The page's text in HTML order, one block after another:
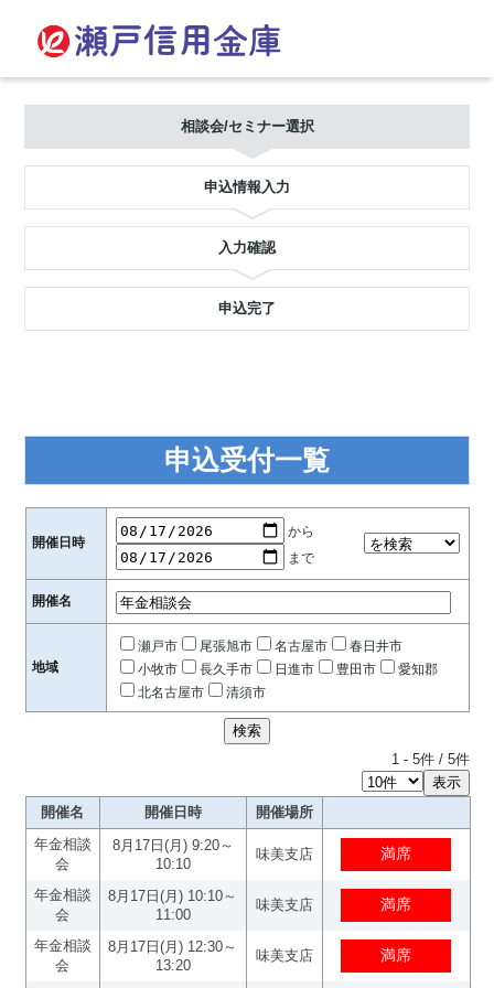
相談会/セミナー選択
申込情報入力
入力確認
申込完了
申込受付一覧
開催日時
から
まで
開催名
地域
瀬戸市 尾張旭市 名古屋市
春日井市
小牧市
長久手市 日進市 豊田市
愛知郡
北名古屋市
清須市
1- 5件 / 5件
開催名 開催日時
開催場所
年金相談
会
8月17日(月) 9:20～
10:10
味美支店
年金相談
会
8月17日(月) 10:10～
11:00
味美支店
年金相談
会
8月17日(月) 12:30～
13:20
味美支店